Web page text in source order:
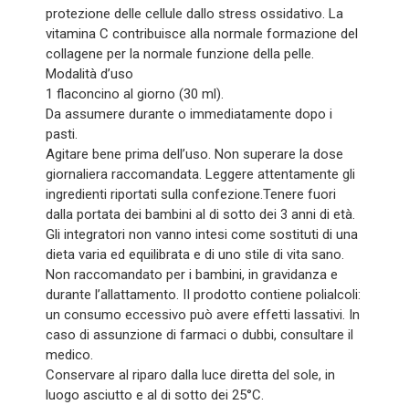
protezione delle cellule dallo stress ossidativo. La
vitamina C contribuisce alla normale formazione del
collagene per la normale funzione della pelle.
Modalità d’uso
1 flaconcino al giorno (30 ml).
Da assumere durante o immediatamente dopo i
pasti.
Agitare bene prima dell’uso. Non superare la dose
giornaliera raccomandata. Leggere attentamente gli
ingredienti riportati sulla confezione.Tenere fuori
dalla portata dei bambini al di sotto dei 3 anni di età.
Gli integratori non vanno intesi come sostituti di una
dieta varia ed equilibrata e di uno stile di vita sano.
Non raccomandato per i bambini, in gravidanza e
durante l’allattamento. II prodotto contiene polialcoli:
un consumo eccessivo può avere effetti lassativi. In
caso di assunzione di farmaci o dubbi, consultare il
medico.
Conservare al riparo dalla luce diretta del sole, in
luogo asciutto e al di sotto dei 25°C.